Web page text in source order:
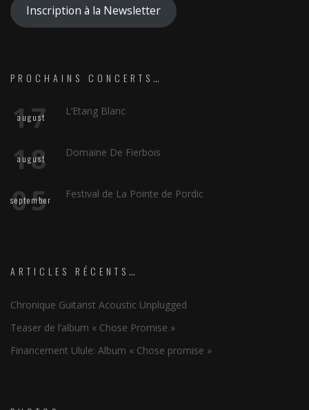
Inscription à la Newsletter
PROCHAINS CONCERTS…
17
august L’Etang Blanc
18
august Domaine De Fierbois
05
september Festival de La Pointe de Pordic
ARTICLES RÉCENTS…
Chronique Guitarist Acoustic Unplugged
Teaser de l’album « Chose Promise »
Financement Ulule: Album « Chose promise »